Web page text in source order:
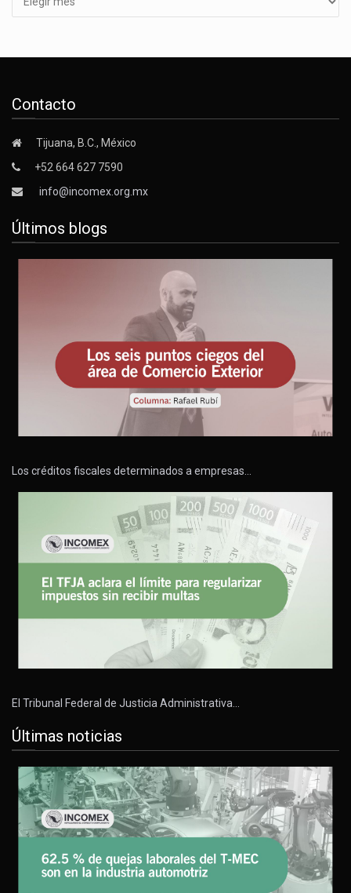
Contacto
Tijuana, B.C., México
+52 664 627 7590
info@incomex.org.mx
Últimos blogs
Los créditos fiscales determinados a empresas…
El Tribunal Federal de Justicia Administrativa…
Últimas noticias